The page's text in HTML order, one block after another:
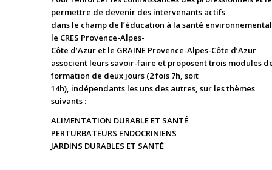
permettre de devenir des intervenants actifs
dans le champ de l’éducation à la santé
le CRES Provence-Alpes-
Côte d’Azur et le GRAINE Provence-Alpes-Côte d’Azur
associent leurs savoir-faire et proposent trois modules
formation de deux jours (2 fois 7h, soit
14h), indépendants les uns des autres, sur les thèmes
suivants :
ALIMENTATION DURABLE ET SANTÉ
PERTURBATEURS ENDOCRINIENS
JARDINS DURABLES ET SANTÉ